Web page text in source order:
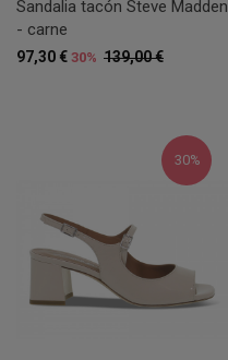
Sandalia tacón Steve Madden
- carne
139,00 €
97,30 € 30%
30%